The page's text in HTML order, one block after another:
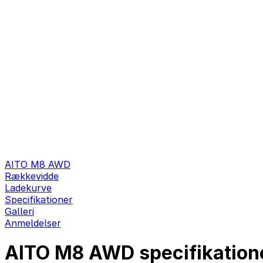
AITO M8 AWD
Rækkevidde
Ladekurve
Specifikationer
Galleri
Anmeldelser
AITO M8 AWD